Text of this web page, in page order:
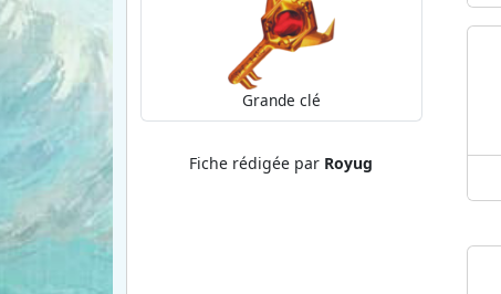
Grande clé
Fiche rédigée par Royug